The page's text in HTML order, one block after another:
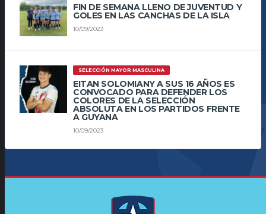
FIN DE SEMANA LLENO DE JUVENTUD Y
GOLES EN LAS CANCHAS DE LA ISLA
10/09/2023
SELECCIÓN MAYOR MASCULINA
EITAN SOLOMIANY A SUS 16 AÑOS ES
CONVOCADO PARA DEFENDER LOS
COLORES DE LA SELECCIÓN
ABSOLUTA EN LOS PARTIDOS FRENTE
A GUYANA
10/09/2023